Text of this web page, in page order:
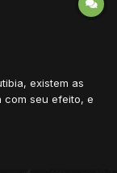
existem as
com seu efeito, e
voces verem, e
segundo...